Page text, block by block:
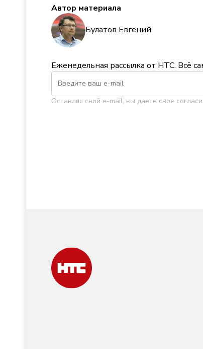
Автор материала
Булатов Евгений
Еженедельная рассылка от НТС. Всё
Оставляя свой e-mail, вы даете свое